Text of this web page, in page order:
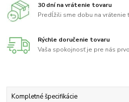
30 dní na vrátenie tovaru
Predĺžili sme dobu na vrátenie
Rýchle doručenie tovaru
Vaša spokojnosť je pre nás
Kompletné špecifikácie